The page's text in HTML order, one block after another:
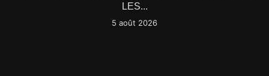
LES...
5 août 2026